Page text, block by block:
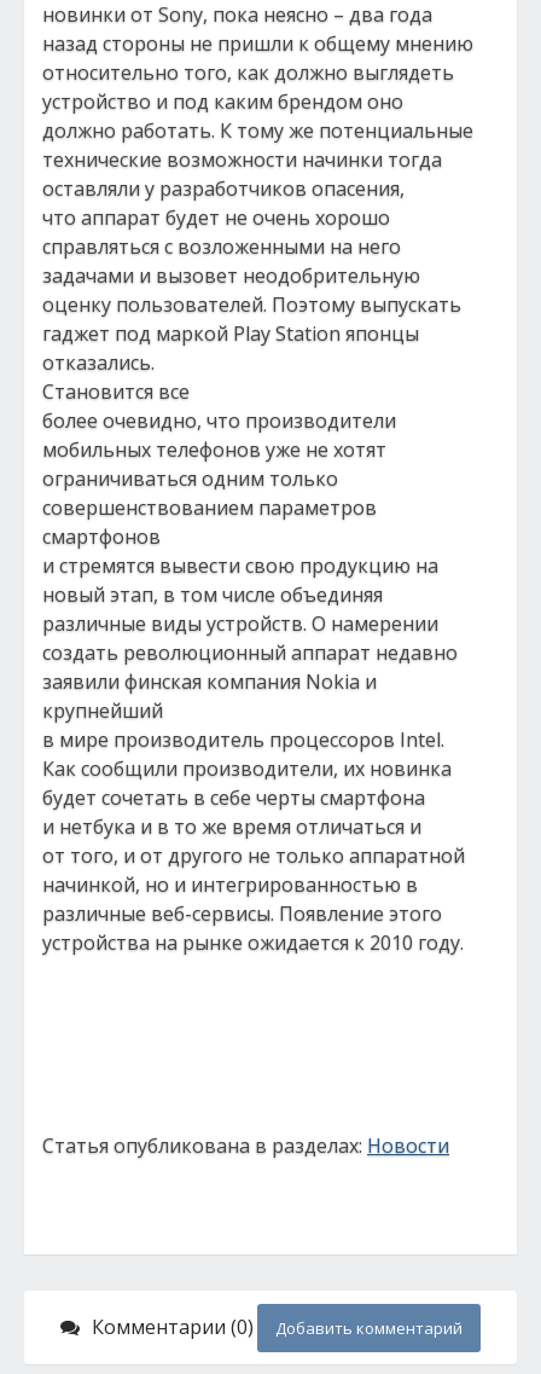
новинки от Sony, пока неясно – два года
назад стороны не пришли к общему мнению
относительно того, как должно выглядеть
устройство и под каким брендом оно
должно работать. К тому же потенциальные
технические возможности начинки тогда
оставляли у разработчиков опасения,
что аппарат будет не очень хорошо
справляться с возложенными на него
задачами и вызовет неодобрительную
оценку пользователей. Поэтому выпускать
гаджет под маркой Play Station японцы
отказались.
Становится все
более очевидно, что производители
мобильных телефонов уже не хотят
ограничиваться одним только
совершенствованием параметров
смартфонов
и стремятся вывести свою продукцию на
новый этап, в том числе объединяя
различные виды устройств. О намерении
создать революционный аппарат недавно
заявили финская компания Nokia и
крупнейший
в мире производитель процессоров Intel.
Как сообщили производители, их новинка
будет сочетать в себе черты смартфона
и нетбука и в то же время отличаться и
от того, и от другого не только аппаратной
начинкой, но и интегрированностью в
различные веб-сервисы. Появление этого
устройства на рынке ожидается к 2010 году.
Статья опубликована в разделах: Новости
Комментарии (0) Добавить комментарий